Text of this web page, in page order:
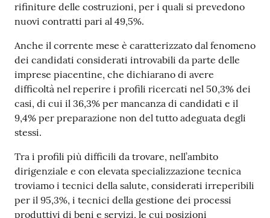
rifiniture delle costruzioni, per i quali si prevedono
nuovi contratti pari al 49,5%.
Anche il corrente mese è caratterizzato dal fenomeno
dei candidati considerati introvabili da parte delle
imprese piacentine, che dichiarano di avere
difficoltà nel reperire i profili ricercati nel 50,3% dei
casi, di cui il 36,3% per mancanza di candidati e il
9,4% per preparazione non del tutto adeguata degli
stessi.
Tra i profili più difficili da trovare, nell’ambito
dirigenziale e con elevata specializzazione tecnica
troviamo i tecnici della salute, considerati irreperibili
per il 95,3%, i tecnici della gestione dei processi
produttivi di beni e servizi, le cui posizioni